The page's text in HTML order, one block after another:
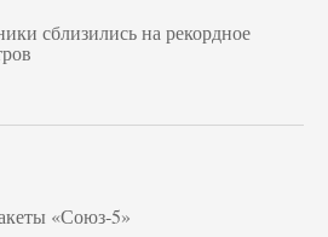
сблизились на рекордное
«Союз‑5»